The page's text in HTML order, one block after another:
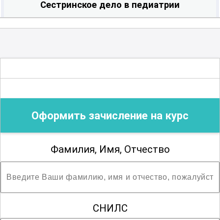
По завершении учебного курса Вы
пройдёте итоговую аттестацию очно на
цикла. В течение этого же времени Вам
будут начислены ЗЕТ-баллы на
государственном портале НМФО. После
того, как удостоверение будет готово,
мы Вам на электронную почту
отправим скан-копию документа и
запросим у Вас адрес и индекс для
Сестринское дело в педиатрии
Оформить зачисление на курс
Фамилия, Имя, Отчество
СНИЛС